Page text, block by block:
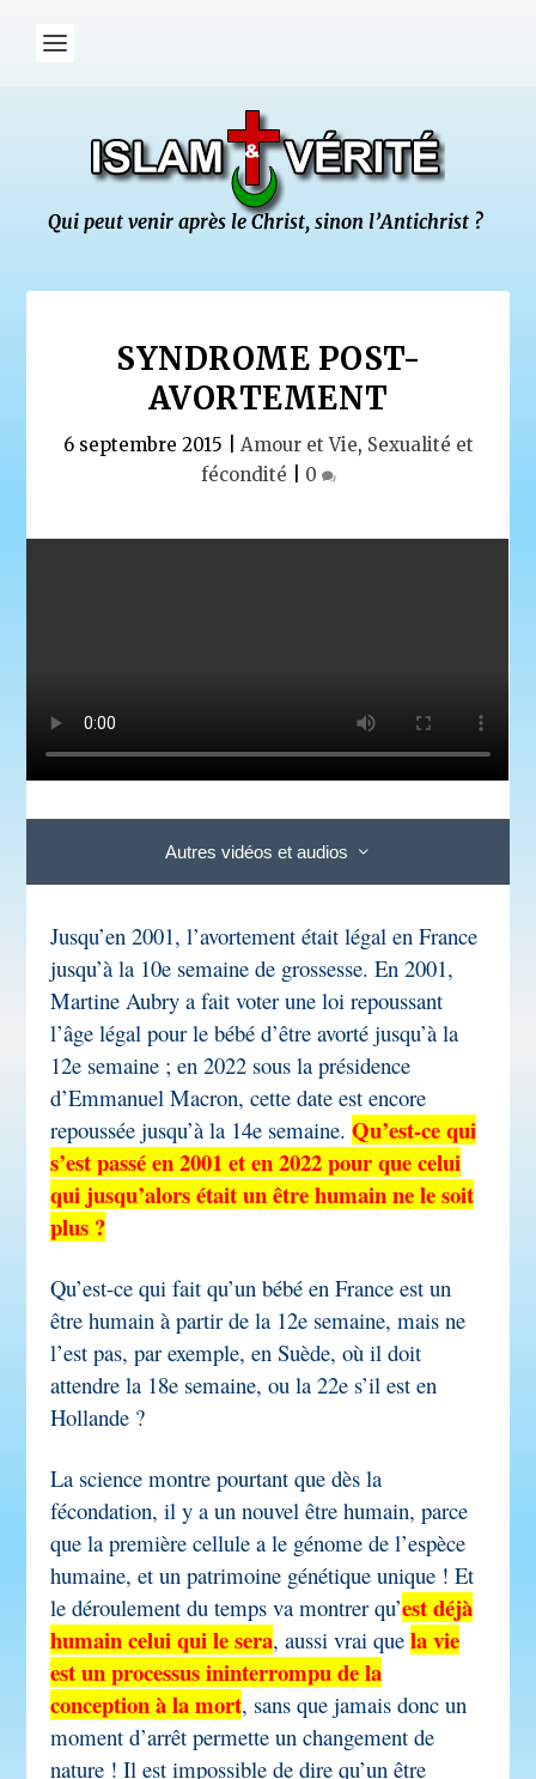
SYNDROME POST-
AVORTEMENT
6 septembre 2015 Amour et Vie, Sexualité et
fécondité
0
Autres vidéos et audios
Jusqu’en 2001, l’avortement était légal en France
jusqu’à la 10e semaine de grossesse. En 2001,
Martine Aubry a fait voter une loi repoussant
l’âge légal pour le bébé d’être avorté jusqu’à la
12e semaine ; en 2022 sous la présidence
d’Emmanuel Macron, cette date est encore
repoussée jusqu’à la 14e semaine.Qu’est-ce qui
s’est passé en 2001 et en 2022 pour que celui
qui jusqu’alors était un être humain ne le soit
plus ?
Qu’est-ce qui fait qu’un bébé en France est un
être humain à partir de la 12e semaine, mais ne
l’est pas, par exemple, en Suède, où il doit
attendre la 18e semaine, ou la 22e s’il est en
Hollande ?
La science montre pourtant que dès la
fécondation, il y a un nouvel être humain, parce
que la première cellule a le génome de l’espèce
humaine, et un patrimoine génétique unique ! Et
le déroulement du temps va montrer qu’est déjà
humain celui qui le sera, aussi vrai quela vie
est un processus ininterrompu de la
conception à la mort, sans que jamais donc un
moment d’arrêt permette un changement de
nature ! Il est impossible de dire qu’un être